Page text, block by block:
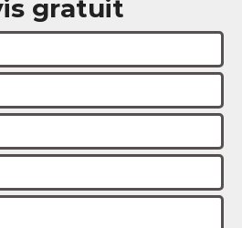
gratuit